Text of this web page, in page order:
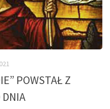
POWSTAŁ Z
DNIA